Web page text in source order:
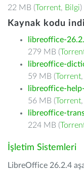
22 MB (Torrent, Bilgi)
Kaynak kodu
libreoffice-
279 MB (
libreoffice-
59 MB (Torrent,
libreoffice-
56 MB (Torrent,
libreoffice-
224 MB (
İşletim Sistemleri
LibreOffice 26.2.4